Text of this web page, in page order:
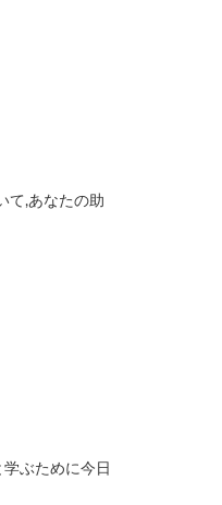
て,あなたの助
ぶために今日